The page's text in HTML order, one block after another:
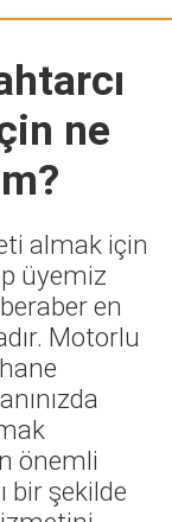
ne
almak için
üyemiz
en
Motorlu
önemli
bir şekilde